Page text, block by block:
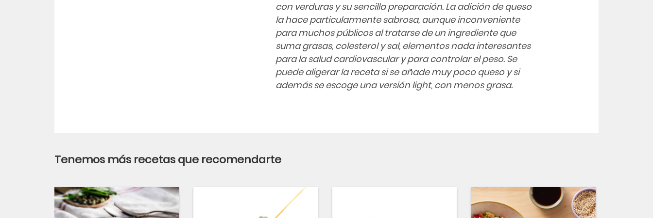
con verduras y su sencilla preparación. La adición de queso
la hace particularmente sabrosa, aunque inconveniente
para muchos públicos al tratarse de un ingrediente que
suma grasas, colesterol y sal, elementos nada interesantes
para la salud cardiovascular y para controlar el peso. Se
puede aligerar la receta si se añade muy poco queso y si
además se escoge una versión light, con menos grasa.
Tenemos más recetas que recomendarte